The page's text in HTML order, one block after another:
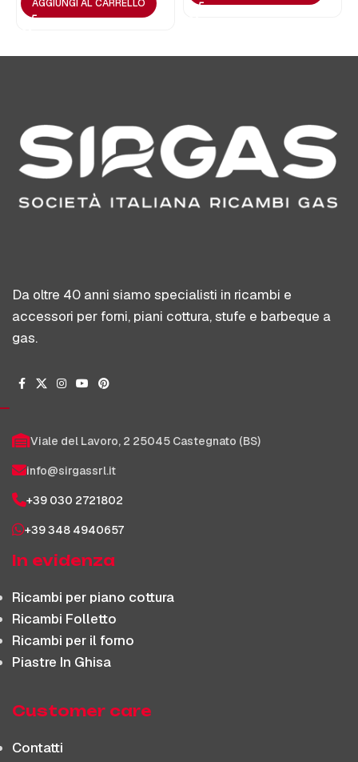
AGGIUNGI AL CARRELLO
Da oltre 40 anni siamo specialisti in ricambi e
accessori per forni, piani cottura, stufe e barbeque a
gas.
Viale del Lavoro, 2 25045 Castegnato (BS)
info@sirgassrl.it
+39 030 2721802
+39 348 4940657
In evidenza
Ricambi per piano cottura
Ricambi Folletto
Ricambi per il forno
Piastre In Ghisa
Customer care
Contatti